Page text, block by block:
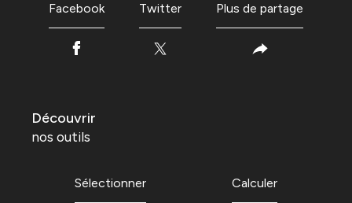
Facebook Twitter Plus de partage
découvrir
nos outils
Sélectionner Calculer